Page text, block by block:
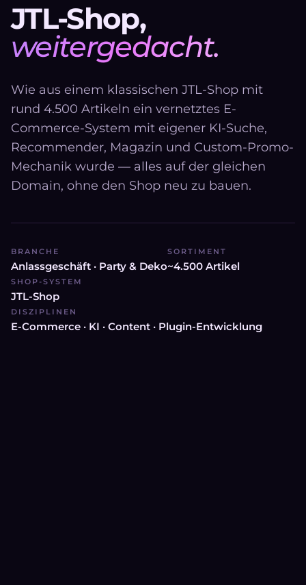
JTL-Shop,
weitergedacht.
Wie aus einem klassischen JTL-Shop mit
rund 4.500 Artikeln ein vernetztes E-
Commerce-System mit eigener KI-Suche,
Recommender, Magazin und Custom-Promo-
Mechanik wurde — alles auf der gleichen
Domain, ohne den Shop neu zu bauen.
BRANCHE
Anlassgeschäft · Party & Deko
SORTIMENT
~4.500 Artikel
SHOP-SYSTEM
JTL-Shop
DISZIPLINEN
E-Commerce · KI · Content · Plugin-Entwicklung